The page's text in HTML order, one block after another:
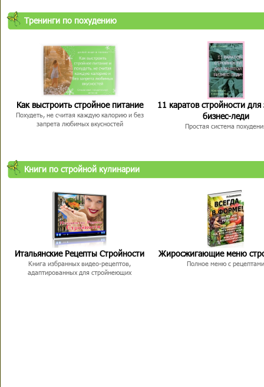
Тренинги по похудению
Как выстроить стройное питание
Похудеть, не считая каждую калорию и без
запрета любимых вкусностей
11 каратов стройности для
бизнес-леди
Простая система
Книги по стройной кулинарии
Итальянские Рецепты Стройности
Книга избранных видео-рецептов,
адаптированных для стройнеющих
Жиросжигающие меню
Полное меню с рецептами